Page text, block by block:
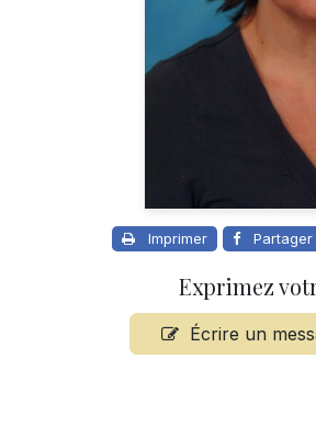
Imprimer Partager
Exprimez
Écrire un